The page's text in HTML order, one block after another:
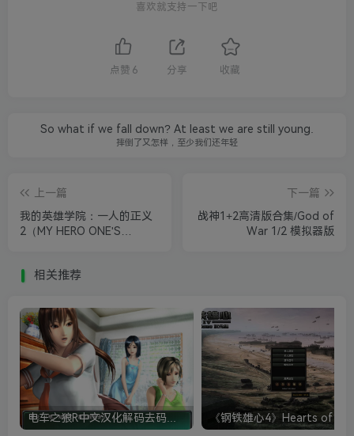
喜欢就支持一下吧
点赞 6 分享 收藏
So what if we fall down? At least we are still young.
摔倒了又怎样，至少我们还年轻
上一篇
我的英雄学院：一人的正义
2（MY HERO ONE'S
下一篇
战神1+2高清版合集/God of
War 1/2 模拟器版
相关推荐